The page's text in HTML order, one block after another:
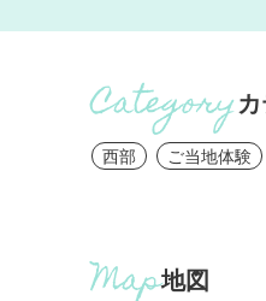
西部 ご当地体験
地図